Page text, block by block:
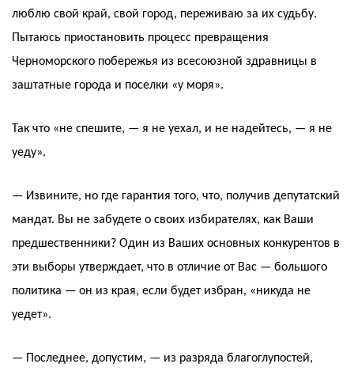
люблю свой край, свой город, переживаю за их судьбу.
Пытаюсь приостановить процесс превращения
Черноморского побережья из всесоюзной здравницы в
заштатные города и поселки «у моря».
Так что «не спешите, — я не уехал, и не надейтесь, — я не
уеду».
— Извините, но где гарантия того, что, получив депутатский
мандат. Вы не забудете о своих избирателях, как Ваши
предшественники? Один из Ваших основных конкурентов в
эти выборы утверждает, что в отличие от Вас — большого
политика — он из края, если будет избран, «никуда не
уедет».
— Последнее, допустим, — из разряда благоглупостей,